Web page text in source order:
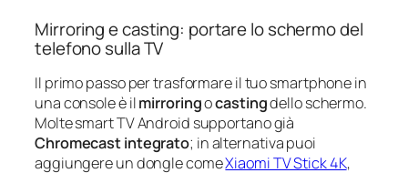
Mirroring e casting: portare lo schermo del
telefono sulla TV
Il primo passo per trasformare il tuo smartphone in
una console è ilmirroringocastingdello schermo.
Molte smart TV Android supportano già
Chromecast integrato; in alternativa puoi
aggiungere un dongle comeXiaomi TV Stick 4K,